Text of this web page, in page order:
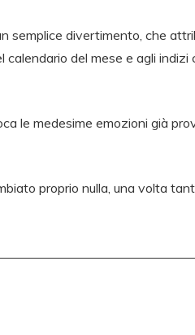
semplice divertimento, che
del mese e agli indizi
le medesime emozioni già
proprio nulla, una volta